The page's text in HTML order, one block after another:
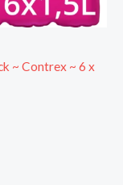
~ Contrex ~ 6 x